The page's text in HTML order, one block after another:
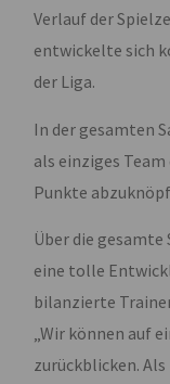
Verlauf der
entwickelte sich
der Liga.
In der gesamten
als einziges
Punkte
Über die gesamte
eine tolle
bilanzierte
„Wir können auf
zurückblicken.